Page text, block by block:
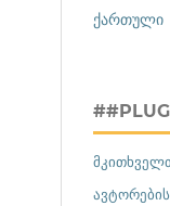
ქართული